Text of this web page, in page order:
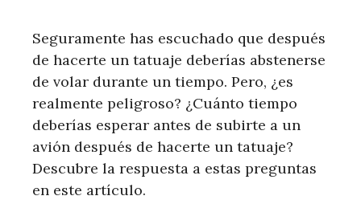
Seguramente has escuchado que después
de hacerte un tatuaje deberías abstenerse
de volar durante un tiempo. Pero, ¿es
realmente peligroso? ¿Cuánto tiempo
deberías esperar antes de subirte a un
avión después de hacerte un tatuaje?
Descubre la respuesta a estas preguntas
en este artículo.